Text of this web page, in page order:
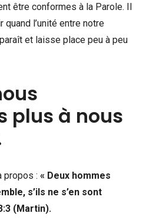
être conformes à la Parole. Il
l’unité entre notre
et laisse place peu à peu
plus à nous
propos : « Deux hommes
s’ils ne s’en sont
(Martin).